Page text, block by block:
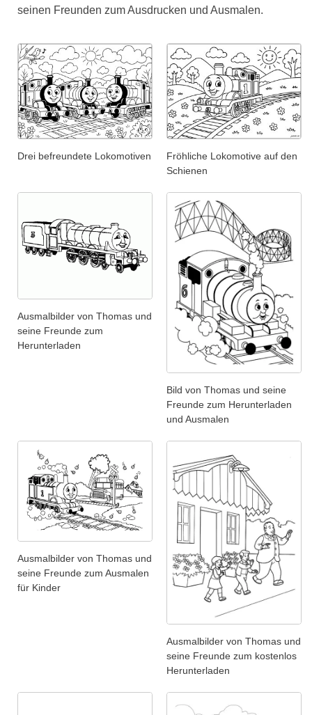
seinen Freunden zum Ausdrucken und Ausmalen.
Drei befreundete Lokomotiven
Fröhliche Lokomotive auf den
Schienen
Ausmalbilder von Thomas und
seine Freunde zum
Herunterladen
Bild von Thomas und seine
Freunde zum Herunterladen
und Ausmalen
Ausmalbilder von Thomas und
seine Freunde zum Ausmalen
für Kinder
Ausmalbilder von Thomas und
seine Freunde zum kostenlos
Herunterladen